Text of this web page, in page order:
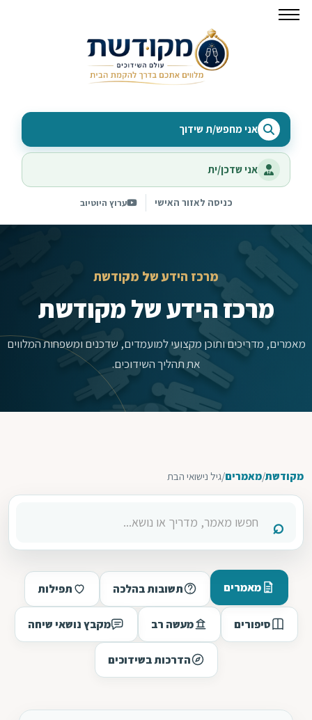
אני מחפש/ת שידוך
אני שדכן/ית
כניסה לאזור האישי ערוץ היוטיוב
מרכז הידע של מקודשת
מרכז הידע של מקודשת
מאמרים, מדריכים ותוכן מקצועי למועמדים, שדכנים ומשפחות המלווים
את תהליך השידוכים.
מקודשת/מאמרים/גיל נישואי הבת
מאמרים תשובות בהלכה תפילות
סיפורים מעשה רב מקבץ נושאי שיחה
הדרכות בשידוכים